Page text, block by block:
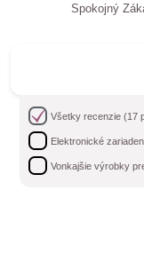
Spokojný
Všetky recenzie (17
Elektronické
Vonkajšie výrobky